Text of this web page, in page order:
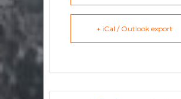
+ iCal / Outlook export